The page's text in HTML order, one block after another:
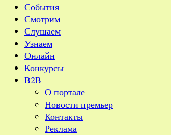
События
Смотрим
Слушаем
Узнаем
Онлайн
Конкурсы
B2B
О портале
Новости премьер
Контакты
Реклама